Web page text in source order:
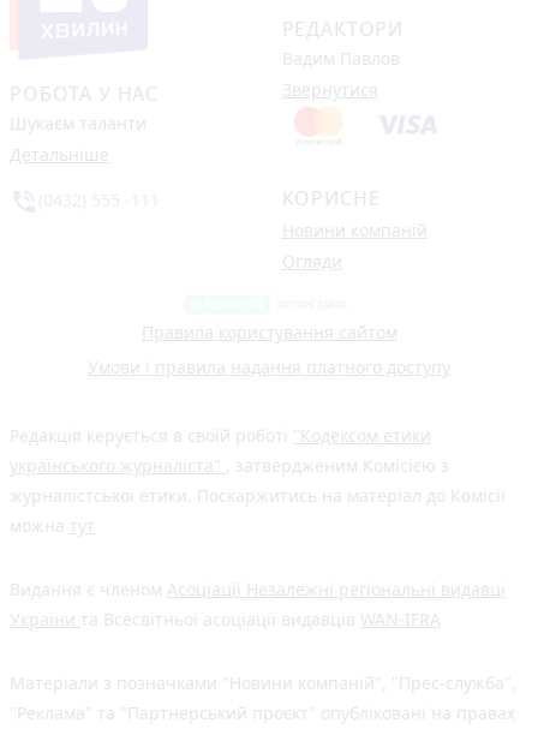
РОБОТА У НАС
Шукаєм таланти
Детальніше
РЕДАКТОРИ
Вадим Павлов
Звернутися
КОРИСНЕ
Новини компаній
Огляди
Правила користування сайтом
Умови і правила надання платного доступу
Редакція керується в своїй роботі "Кодексом етики
українського журналіста" , затвердженим Комісією з
журналістської етики. Поскаржитись на матеріал до Комісії
можна тут
Видання є членом Асоціації Незалежні регіональні видавці
України та Всесвітньої асоціації видавців WAN-IFRA
Матеріали з позначками "Новини компаній", "Прес-служба",
"Реклама" та "Партнерський проєкт" опубліковані на правах